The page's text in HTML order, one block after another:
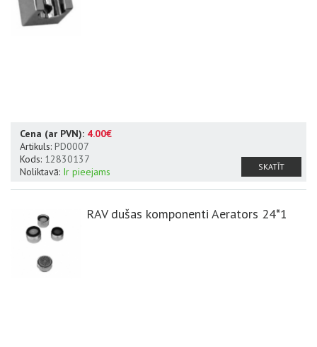
Cena (ar PVN): 4.00€
Artikuls: PD0007
Kods: 12830137
Noliktavā: Ir pieejams SKATĪT
RAV dušas komponenti Aerators 24*1